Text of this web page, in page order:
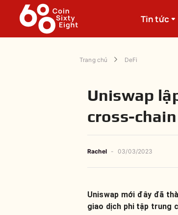
Tin tức
Trang chủ DeFi
Uniswap
cross-chain
Rachel - 03/03/2023
Uniswap mới đây đã
giao dịch phi tập trung